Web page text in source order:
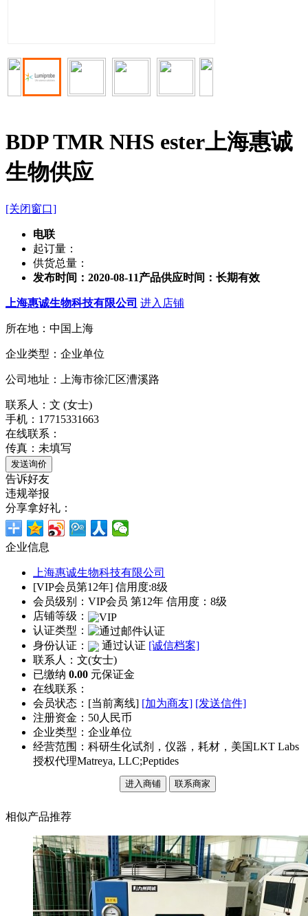
BDP TMR NHS ester上海惠诚
生物供应
[关闭窗口]
电联
起订量：
供货总量：
发布时间：2020-08-11产品供应时间：长期有效
上海惠诚生物科技有限公司 进入店铺
所在地：中国上海
企业类型：企业单位
公司地址：上海市徐汇区漕溪路
联系人：文 (女士)
手机：17715331663
在线联系：
传真：未填写
告诉好友
违规举报
分享拿好礼：
企业信息
上海惠诚生物科技有限公司
[VIP会员第12年] 信用度:8级
会员级别：VIP会员 第12年 信用度：8级
店铺等级：
认证类型：
身份认证：
通过认证 [诚信档案]
联系人：文(女士)
已缴纳 0.00 元保证金
在线联系：
会员状态：[当前离线] [加为商友] [发送信件]
注册资金：50人民币
企业类型：企业单位
经营范围：科研生化试剂，仪器，耗材，美国LKT Labs
授权代理Matreya, LLC;Peptides
进入商铺 联系商家
相似产品推荐